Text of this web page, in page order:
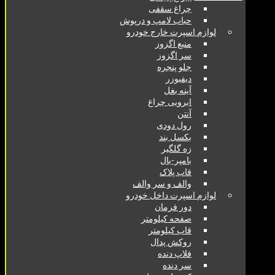
چراغ سقفی
حباب لامپ و درپوش
لوازم اسپرت خارج خودرو
منبع اگزوز
سر اگزوز
جلو پنجره
ابرویی چراغ
رول دودی
بکسل بند
زه گلگیر
بامپر-بال
قاب پلاک
والف و سر والف
لوازم اسپرت داخل خودرو
دور فرمان
صفحه کیلومتر
قاب کیلومتر
روکش پدال
فلاپ دنده
سر دنده